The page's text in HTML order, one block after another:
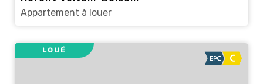
Appartement à louer
LOUÉ